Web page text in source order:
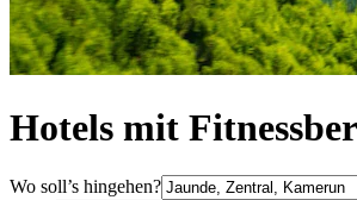
Hotels mit
Wo soll’s hingehen?